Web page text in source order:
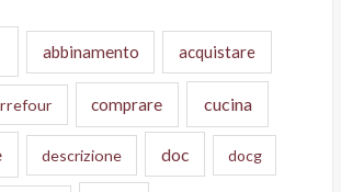
abbinamento acquistare
comprare cucina
descrizione doc docg